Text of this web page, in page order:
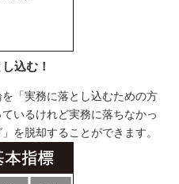
込む！
「実務に落とし込むための方
いるけれど実務に落ちなかっ
を脱却することができます。